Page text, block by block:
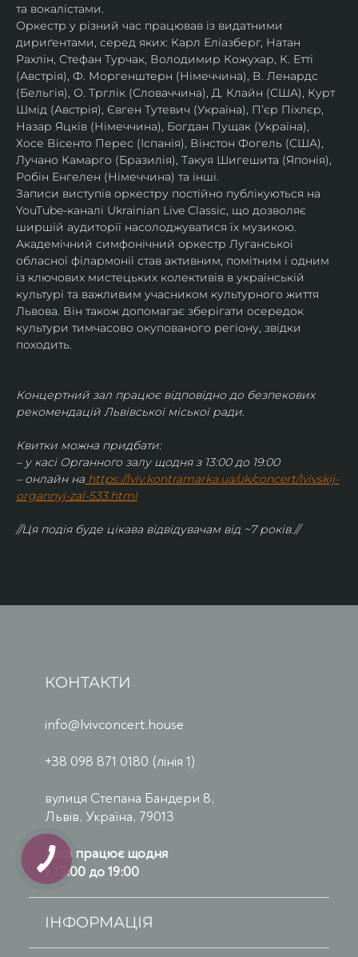
та вокалістами.
Оркестр у різний час працював із видатними
дириґентами, серед яких: Карл Еліазберг, Натан
Рахлін, Стефан Турчак, Володимир Кожухар, К. Етті
(Австрія), Ф. Моргенштерн (Німеччина), В. Ленардс
(Бельгія), О. Трглік (Словаччина), Д. Клайн (США), Курт
Шмід (Австрія), Євген Тутевич (Україна), П’єр Піхлєр,
Назар Яцків (Німеччина), Богдан Пущак (Україна),
Хосе Вісенто Перес (Іспанія), Вінстон Фогель (США),
Лучано Камарго (Бразилія), Такуя Шигешита (Японія),
Робін Енгелен (Німеччина) та інші.
Записи виступів оркестру постійно публікуються на
YouTube-каналі Ukrainian Live Classic, що дозволяє
ширшій аудиторії насолоджуватися їх музикою​.
Академічний симфонічний оркестр Луганської
обласної філармонії став активним, помітним і одним
із ключових мистецьких колективів в українській
культурі та важливим учасником культурного життя
Львова. Він також допомагає зберігати осередок
культури тимчасово окупованого регіону, звідки
походить.
Концертний зал працює відповідно до безпекових
рекомендацій Львівської міської ради.
Квитки можна придбати:
– у касі Органного залу щодня з 13:00 до 19:00
– онлайн на https://lviv.kontramarka.ua/uk/concert/lvivskij-
organnyj-zal-533.html
//Ця подія буде цікава відвідувачам від ~7 років.//
КОНТАКТИ
info@lvivconcert.house
+38 098 871 0180 (лінія 1)
вулиця Степана Бандери 8,
Львів, Україна, 79013
Каса працює щодня
з 13:00 до 19:00
ІНФОРМАЦІЯ